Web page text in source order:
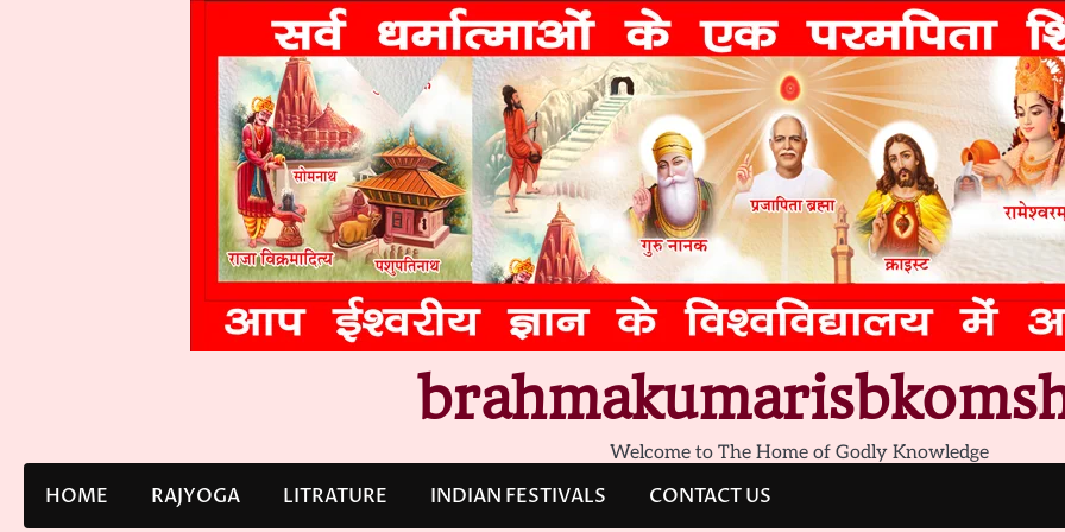
Welcome to The Home of Godly Knowledge
HOME RAJYOGA LITRATURE INDIAN FESTIVALS CONTACT US